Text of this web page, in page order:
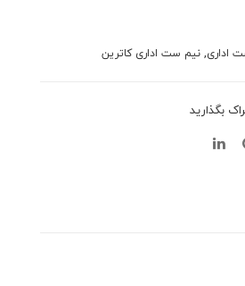
اداری,نیم ست اداری کاترین
بگذارید